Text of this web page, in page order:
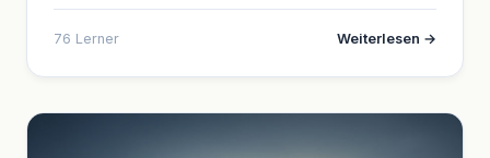
76 Lerner Weiterlesen →